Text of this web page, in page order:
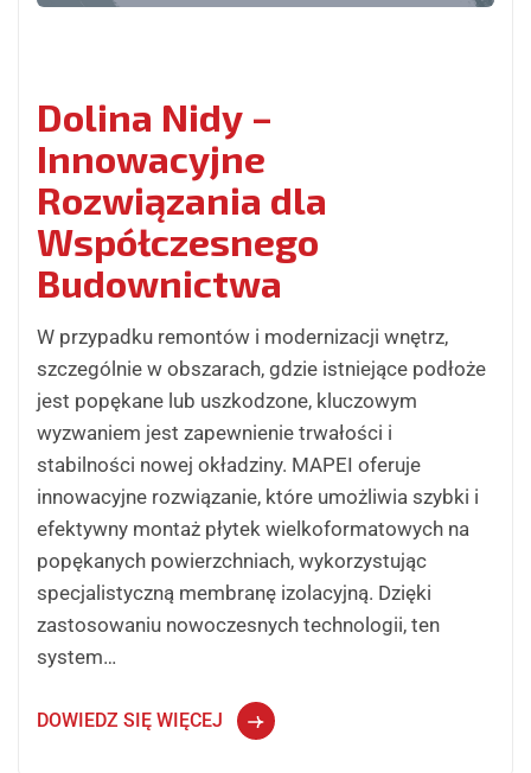
Dolina Nidy –
Innowacyjne
Rozwiązania dla
Współczesnego
Budownictwa
W przypadku remontów i modernizacji wnętrz,
szczególnie w obszarach, gdzie istniejące podłoże
jest popękane lub uszkodzone, kluczowym
wyzwaniem jest zapewnienie trwałości i
stabilności nowej okładziny. MAPEI oferuje
innowacyjne rozwiązanie, które umożliwia szybki i
efektywny montaż płytek wielkoformatowych na
popękanych powierzchniach, wykorzystując
specjalistyczną membranę izolacyjną. Dzięki
zastosowaniu nowoczesnych technologii, ten
system…
DOWIEDZ SIĘ WIĘCEJ